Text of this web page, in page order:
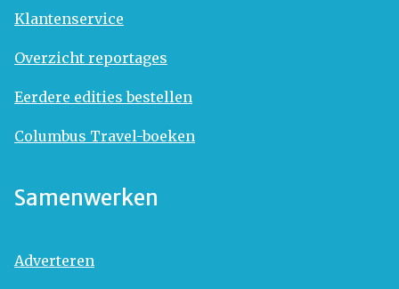
Klantenservice
Overzicht reportages
Eerdere edities bestellen
Columbus Travel-boeken
Samenwerken
Adverteren